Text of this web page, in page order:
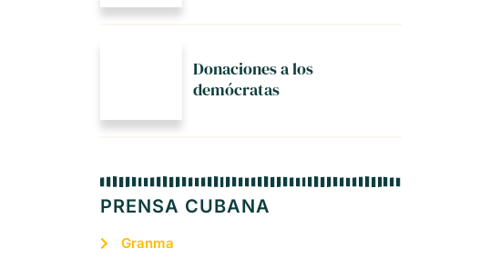
Donaciones a los
demócratas
PRENSA CUBANA
Granma